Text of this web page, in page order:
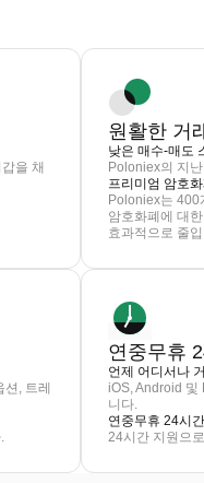
을 채
원활한 거
낮은 매수-매도
Poloniex의 지
프리미엄 암호화
Poloniex는 400
암호화폐에 대
효과적으로 줄
, 트레
연중무휴
언제 어디서나
iOS, Android 및
니다.
연중무휴 24시
24시간 지원으